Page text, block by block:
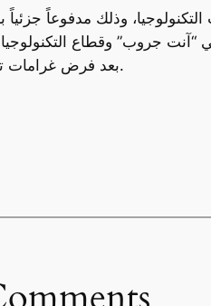
بصدد تخفيف موقفها تجاه شركات التكنولوجيا، وذلك
جروب” وقطاع
بعد فرض غرامات تجاوزت مليار دولار.